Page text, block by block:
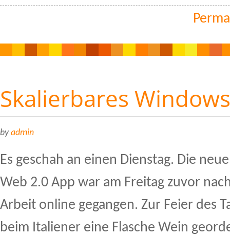
Skalierbares
byadmin
Es geschah an einen Dienstag. Die
Web 2.0 App war am Freitag zuvor
Arbeit online gegangen. Zur Feier des
beim Italiener eine Flasche Wein